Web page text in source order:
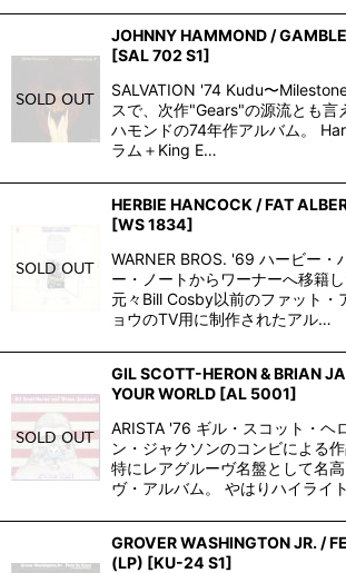
JOHNNY HAMMOND /
[SAL 702 S1]
SALVATION '74 Kudu〜
スで、次作"Gears"の源流とも言
ハモンドの74年作アルバム。
ラム＋King E…
HERBIE HANCOCK / FAT
[WS 1834]
WARNER BROS. '69 ハービー・
ー・ノートからワーナーへ移籍し
元々Bill Cosby以前のファット・
ョウのTV用に制作されたアル…
GIL SCOTT-HERON & BRIAN
YOUR WORLD [AL 5001]
ARISTA '76 ギル・スコット・ヘ
ン・ジャクソンのコンビによる作
特にレアグルーヴ名盤として名
ヴ・アルバム。 やはりハイライ
GROVER WASHINGTON JR. /
(LP) [KU-24 S1]